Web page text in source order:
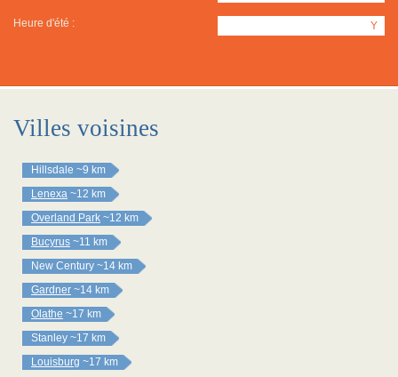
Heure d'été : Y
Villes voisines
Hillsdale ~9 km
Lenexa ~12 km
Overland Park ~12 km
Bucyrus ~11 km
New Century ~14 km
Gardner ~14 km
Olathe ~17 km
Stanley ~17 km
Louisburg ~17 km